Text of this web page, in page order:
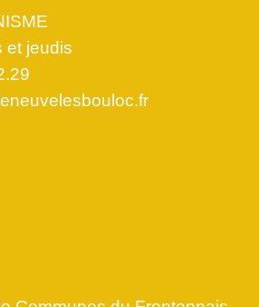
et jeudis